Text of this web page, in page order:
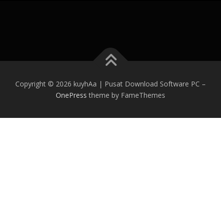
Copyright © 2026 kuyhAa | Pusat Download Software PC –
OnePress theme by FameThemes